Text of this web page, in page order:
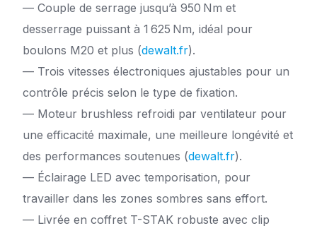
— Couple de serrage jusqu’à 950 Nm et
desserrage puissant à 1 625 Nm, idéal pour
boulons M20 et plus (dewalt.fr).
— Trois vitesses électroniques ajustables pour un
contrôle précis selon le type de fixation.
— Moteur brushless refroidi par ventilateur pour
une efficacité maximale, une meilleure longévité et
des performances soutenues (dewalt.fr).
— Éclairage LED avec temporisation, pour
travailler dans les zones sombres sans effort.
— Livrée en coffret T-STAK robuste avec clip